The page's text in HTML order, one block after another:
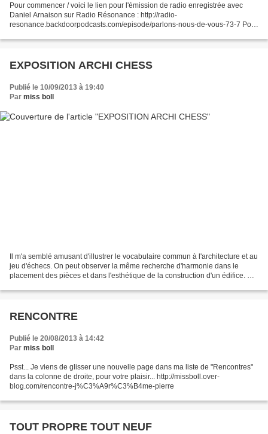
Pour commencer / voici le lien pour l'émission de radio enregistrée avec
Daniel Arnaison sur Radio Résonance : http://radio-
resonance.backdoorpodcasts.com/episode/parlons-nous-de-vous-73-7 Pour
EXPOSITION ARCHI CHESS
Publié le 10/09/2013 à 19:40
Par miss boll
Il m'a semblé amusant d'illustrer le vocabulaire commun à l'architecture et au
jeu d'échecs. On peut observer la même recherche d'harmonie dans le
placement des pièces et dans l'esthétique de la construction d'un édifice. On
RENCONTRE
Publié le 20/08/2013 à 14:42
Par miss boll
Psst... Je viens de glisser une nouvelle page dans ma liste de "Rencontres"
dans la colonne de droite, pour votre plaisir... http://missboll.over-
blog.com/rencontre-j%C3%A9r%C3%B4me-pierre
TOUT PROPRE TOUT NEUF